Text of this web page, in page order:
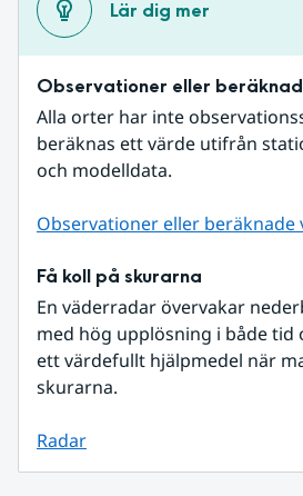
Lär dig mer
Observationer eller
Alla orter har inte
beräknas ett värde utifrån
och modelldata.
Observationer eller beräknade
Få koll på skurarna
En väderradar övervakar
med hög upplösning i både tid
ett värdefullt hjälpmedel när
skurarna.
Radar